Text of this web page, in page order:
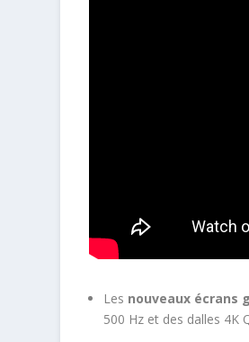
Les nouveaux écrans
500 Hz et des dalles 4K